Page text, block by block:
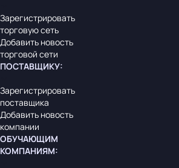
Зарегистрировать
торговую сеть
Добавить новость
торговой сети
ПОСТАВЩИКУ:
Зарегистрировать
поставщика
Добавить новость
компании
ОБУЧАЮЩИМ
КОМПАНИЯМ: